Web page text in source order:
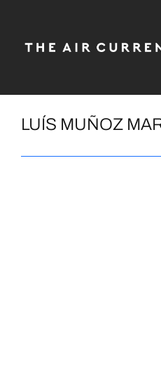
LUÍS MUÑOZ